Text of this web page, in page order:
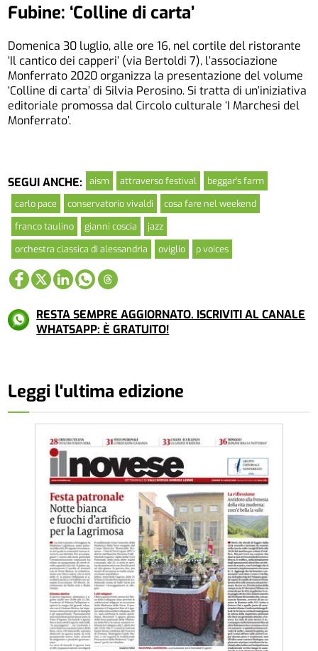
Fubine: ‘Colline di carta’
Domenica 30 luglio, alle ore 16, nel cortile del ristorante
‘Il cantico dei capperi’ (via Bertoldi 7), l’associazione
Monferrato 2020 organizza la presentazione del volume
‘Colline di carta’ di Silvia Perosino. Si tratta di un’iniziativa
editoriale promossa dal Circolo culturale ‘I Marchesi del
Monferrato’.
SEGUI ANCHE: aism attraverso festival
beggar's farm
carlo pace
conservatorio vivaldi
cosa fare nel weekend
franco taulino
gianni coscia
jazz
orchestra classica di alessandria
oviglio p voices
RESTA SEMPRE AGGIORNATO. ISCRIVITI AL CANALE
WHATSAPP: È GRATUITO!
Leggi l'ultima edizione